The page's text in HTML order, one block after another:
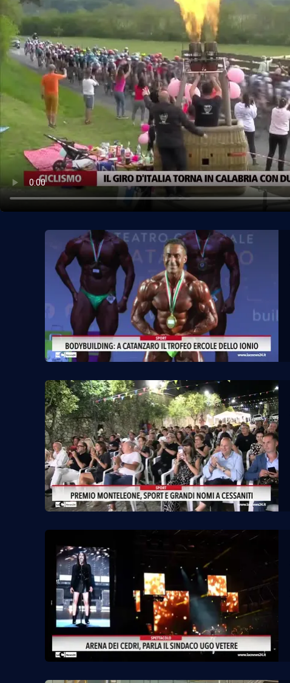
Video
Ambiente
Cronaca
Economia e Lavoro
Politica
Sanità
Good Morning Vietnam
Parchi Marini Calabria
Leggendo Alvaro insieme
Imprese Di Calabria
Le perfidie di Antonella Grippo
Venti di comunicazione
Streaming
LaC Network